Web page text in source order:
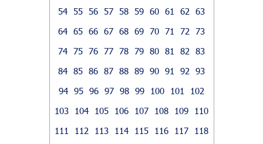
54 55 56 57 58 59 60 61 62
63
64 65 66 67 68 69 70 71 72
73
74 75 76 77 78 79 80 81 82
83
84 85 86 87 88 89 90 91 92
93
94 95 96 97 98 99 100 101
102
103
104 105 106 107 108 109
110
111
112 113 114 115 116 117
118